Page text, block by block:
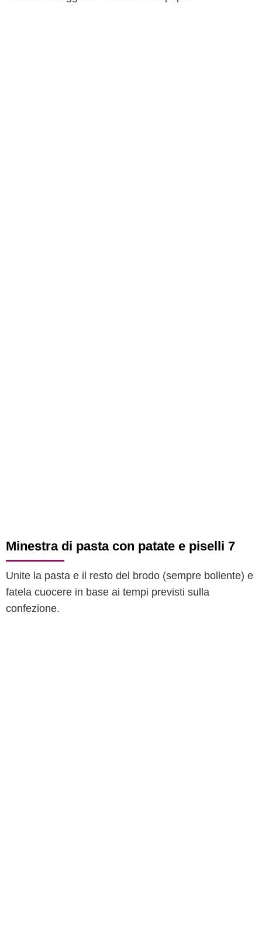
Minestra di pasta con patate e piselli 7
Unite la pasta e il resto del brodo (sempre bollente) e
fatela cuocere in base ai tempi previsti sulla
confezione.